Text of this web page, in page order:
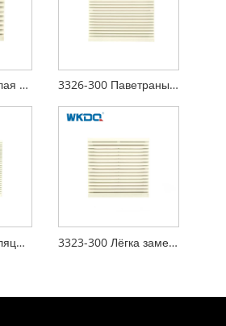
9803-300 Трывалая электрычная шафа кіравання Вентылятары паветранага фільтра, простыя ў кіраванні, воданепранікальны капюшон індывідуальнага дызайну 3326-300 Паветраны фільтр электрычнай шафы, ачыстка паветра, панэль кіравання, вентылятар, вентылятар, паверхня 290 мм, воданепранікальны матэрыял ABS
3325-300 Вентыляцыйныя вентылятары электрычных шаф 230 В, якія хутка зашчоўкваюцца і падыходзяць па дызайне 3323-300 Лёгка заменныя паветраныя фільтры электрычнага шафы IP54 Воданепранікальная ізаляцыя Хуткая ўстаноўка Антывогненебяспечны ABS